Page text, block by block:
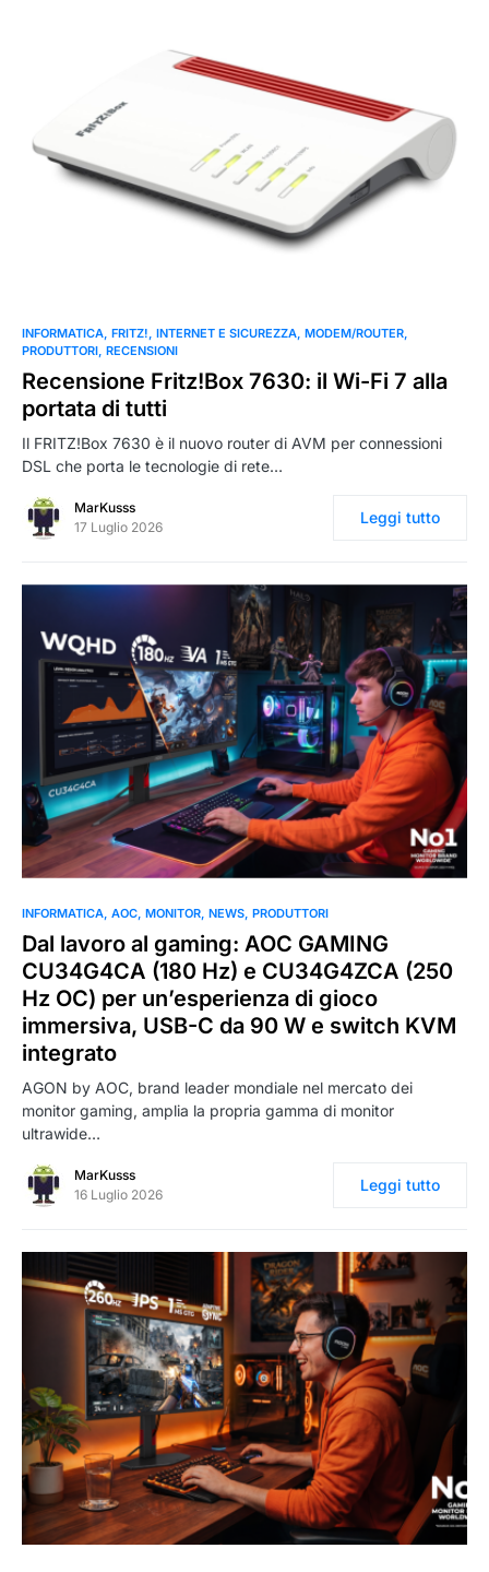
0
INFORMATICA FRITZ! INTERNET E SICUREZZA MODEM/ROUTER
PRODUTTORI RECENSIONI
Recensione Fritz!Box 7630: il Wi-Fi 7 alla
portata di tutti
Il FRITZ!Box 7630 è il nuovo router di AVM per connessioni
DSL che porta le tecnologie di rete…
MarKusss
17 Luglio 2026
Leggi tutto
0
INFORMATICA AOC MONITOR NEWS PRODUTTORI
Dal lavoro al gaming: AOC GAMING
CU34G4CA (180 Hz) e CU34G4ZCA (250
Hz OC) per un’esperienza di gioco
immersiva, USB-C da 90 W e switch KVM
integrato
AGON by AOC, brand leader mondiale nel mercato dei
monitor gaming, amplia la propria gamma di monitor
ultrawide…
MarKusss
16 Luglio 2026
Leggi tutto